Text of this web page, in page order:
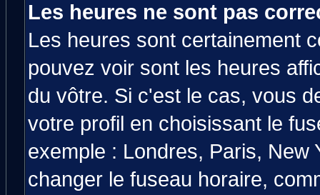
Les heures ne sont pas
Les heures sont certainement
pouvez voir sont les heures
du vôtre. Si c'est le cas, vous
votre profil en choisissant le
exemple : Londres, Paris, New
changer le fuseau horaire,